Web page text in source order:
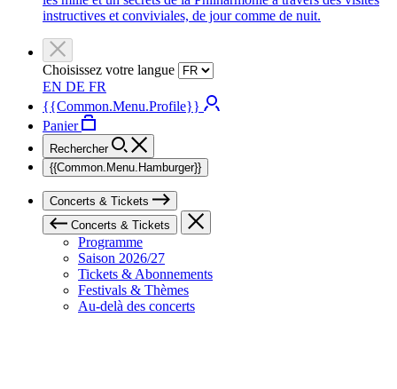
instructives et conviviales, de jour comme de nuit.
Choisissez votre langue
EN DE FR
{{Common.Menu.Profile}}
Panier
Rechercher
{{Common.Menu.Hamburger}}
Concerts & Tickets
Concerts & Tickets
Programme
Saison 2026/27
Tickets & Abonnements
Festivals & Thèmes
Au-delà des concerts